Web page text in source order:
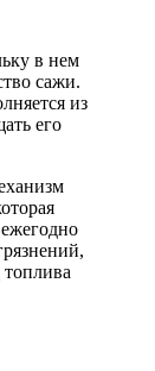
в нем
сажи.
из
его